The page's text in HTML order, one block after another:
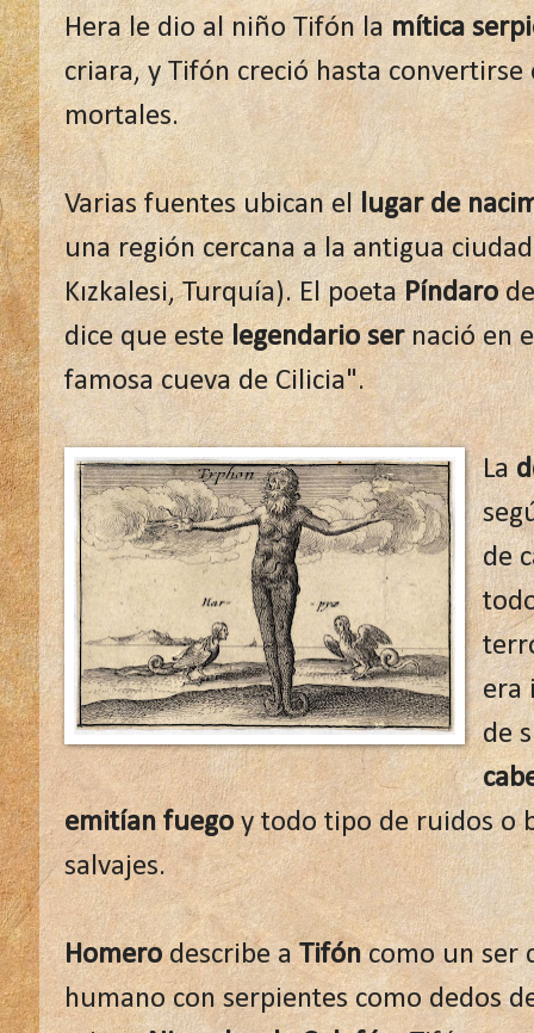
Hera le dio al niño Tifón lamítica
criara, y Tifón creció hasta
mortales.
Varias fuentes ubican ellugar de
una región cercana a la antigua
Kızkalesi, Turquía). El poetaPíndaro
dice que estelegendario sernació en
famosa cueva de Cilicia".
La
de
era
de
emitían fuegoy todo tipo de ruidos o
salvajes.
Homerodescribe aTifóncomo un ser
humano con serpientes como dedos